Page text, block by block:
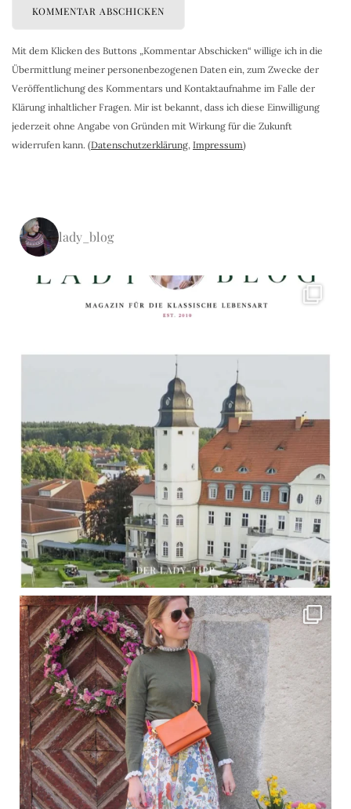
Mit dem Klicken des Buttons „Kommentar Abschicken“ willige ich in die
Übermittlung meiner personenbezogenen Daten ein, zum Zwecke der
Veröffentlichung des Kommentars und Kontaktaufnahme im Falle der
Klärung inhaltlicher Fragen. Mir ist bekannt, dass ich diese Einwilligung
jederzeit ohne Angabe von Gründen mit Wirkung für die Zukunft
widerrufen kann. (Datenschutzerklärung, Impressum)
lady_blog